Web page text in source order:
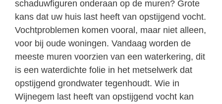
schaduwfiguren onderaan op de muren? Grote
kans dat uw huis last heeft van opstijgend vocht.
Vochtproblemen komen vooral, maar niet alleen,
voor bij oude woningen. Vandaag worden de
meeste muren voorzien van een waterkering, dit
is een waterdichte folie in het metselwerk dat
opstijgend grondwater tegenhoudt. Wie in
Wijnegem last heeft van opstijgend vocht kan